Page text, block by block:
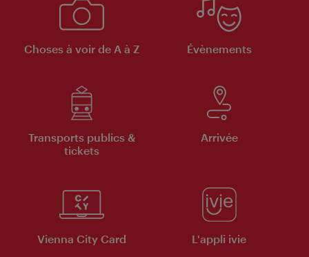
Choses à voir de A à Z Évènements
Transports publics &
tickets
Arrivée
Vienna City Card L'appli ivie